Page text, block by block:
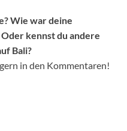
Wie war deine
Oder kennst du andere
Bali?
in den Kommentaren!